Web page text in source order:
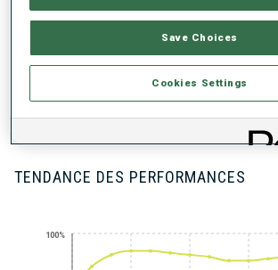
200+ WORLD
CUPS
TENDANCE DES PERFORMANCES
100%
Save Choices
Cookies Settings